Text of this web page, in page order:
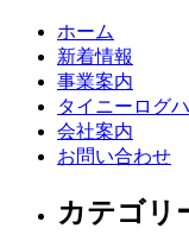
ホーム
新着情報
事業案内
タイニーログ
会社案内
お問い合わせ
カテゴリ